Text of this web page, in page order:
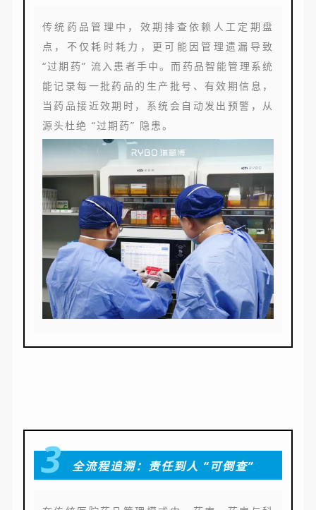
传统药品管理中，效期排查依赖人工定期盘
点，不仅耗时耗力，更可能因管理遗漏导致
“过期药” 流入患者手中。而药品智能管理系统
能记录每一批药品的生产批号、有效期信息，
当药品接近效期时，系统会自动发出预警，从
源头杜绝 “过期药” 隐患。
3 全流程追溯：责任到人 “可倒查”